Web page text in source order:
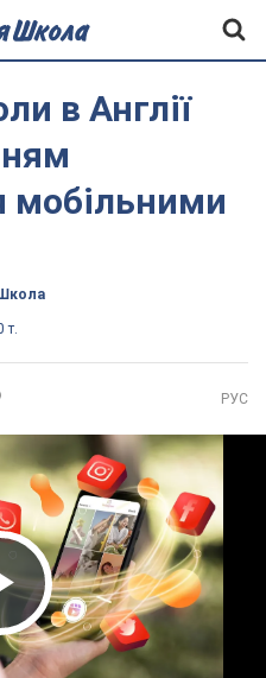
в Англії
мобільними
т.
РУС
Video